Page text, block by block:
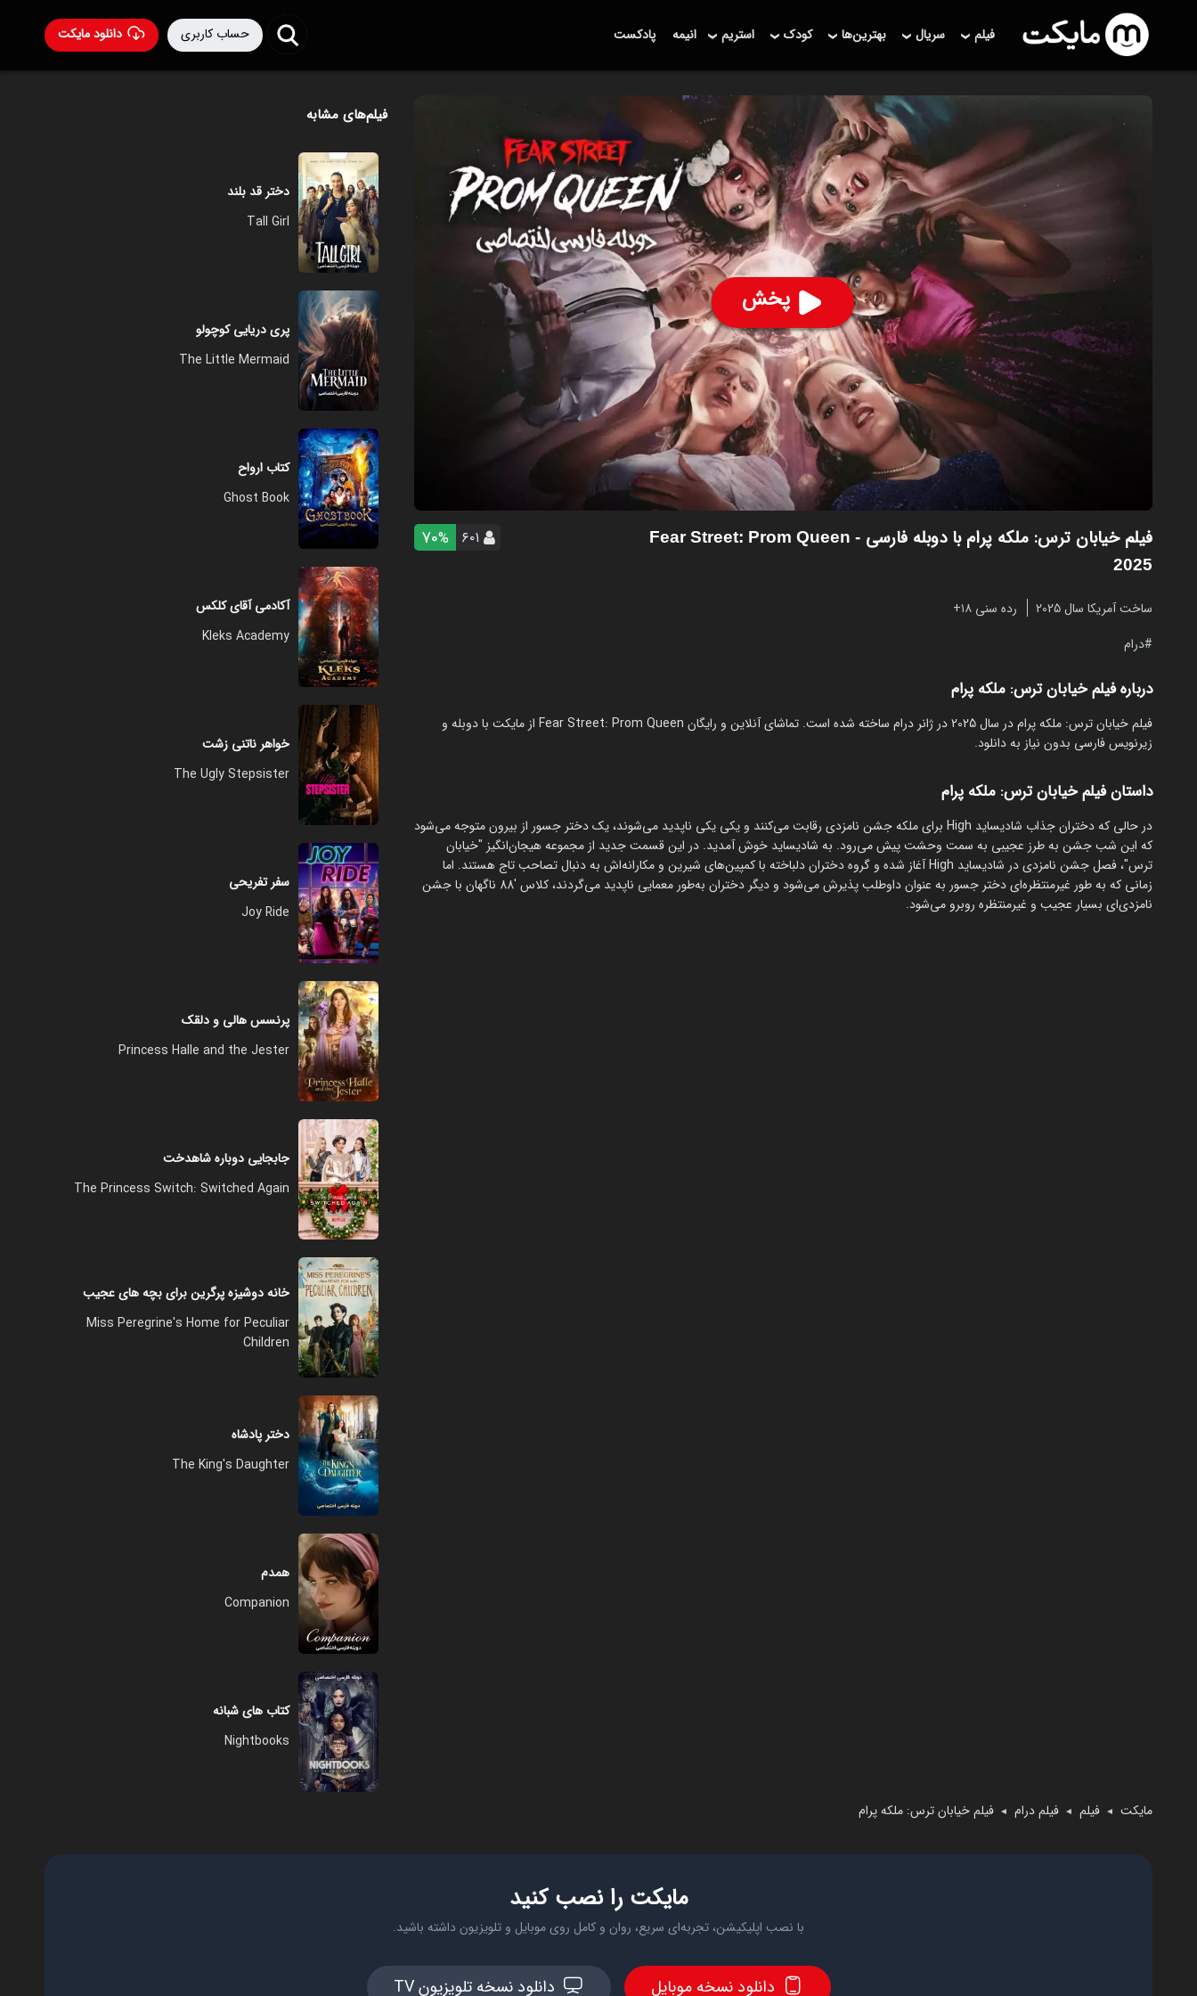
دانلود مایکت حساب کاربری فیلم سریال بهترین‌ها کودک استریم انیمه پادکست
پخش
فیلم خیابان ترس: ملکه پرام با دوبله فارسی
- Fear Street: Prom Queen
2025
۶۰۱ 70%
ساخت آمریکا سال 2025
رده سنی ۱۸+
درام
درباره فیلم خیابان ترس: ملکه پرام
فیلم خیابان ترس: ملکه پرام در سال 2025 در ژانر درام ساخته شده است. تماشای آنلاین و رایگان Fear Street: Prom Queen از مایکت با دوبله و
زیرنویس فارسی بدون نیاز به دانلود.
داستان فیلم خیابان ترس: ملکه پرام
در حالی که دختران جذاب شادیساید High برای ملکه جشن نامزدی رقابت می‌کنند و یکی یکی ناپدید می‌شوند، یک دختر جسور از بیرون متوجه می‌شود
که این شب جشن به طرز عجیبی به سمت وحشت پیش می‌رود. به شادیساید خوش آمدید. در این قسمت جدید از مجموعه هیجان‌انگیز "خیابان
ترس"، فصل جشن نامزدی در شادیساید High آغاز شده و گروه دختران دلباخته با کمپین‌های شیرین و مکارانه‌اش به دنبال تصاحب تاج هستند. اما
زمانی که به طور غیرمنتظره‌ای دختر جسور به عنوان داوطلب پذیرش می‌شود و دیگر دختران به‌طور معمایی ناپدید می‌گردند، کلاس '88 ناگهان با جشن
نامزدی‌ای بسیار عجیب و غیرمنتظره روبرو می‌شود.
مایکت ◄ فیلم ◄ فیلم درام ◄ فیلم خیابان ترس: ملکه پرام
فیلم‌های مشابه
دختر قد بلند
Tall Girl
پری دریایی کوچولو
The Little Mermaid
کتاب ارواح
Ghost Book
آکادمی آقای کلکس
Kleks Academy
خواهر ناتنی زشت
The Ugly Stepsister
سفر تفریحی
Joy Ride
پرنسس هالی و دلقک
Princess Halle and the Jester
جابجایی دوباره شاهدخت
The Princess Switch: Switched Again
خانه دوشیزه پرگرین برای بچه های عجیب
Miss Peregrine's Home for Peculiar
Children
دختر پادشاه
The King's Daughter
همدم
Companion
کتاب های شبانه
Nightbooks
مایکت را نصب کنید
با نصب اپلیکیشن، تجربه‌ای سریع، روان و کامل روی موبایل و تلویزیون داشته باشید.
دانلود نسخه موبایل دانلود نسخه تلویزیون TV